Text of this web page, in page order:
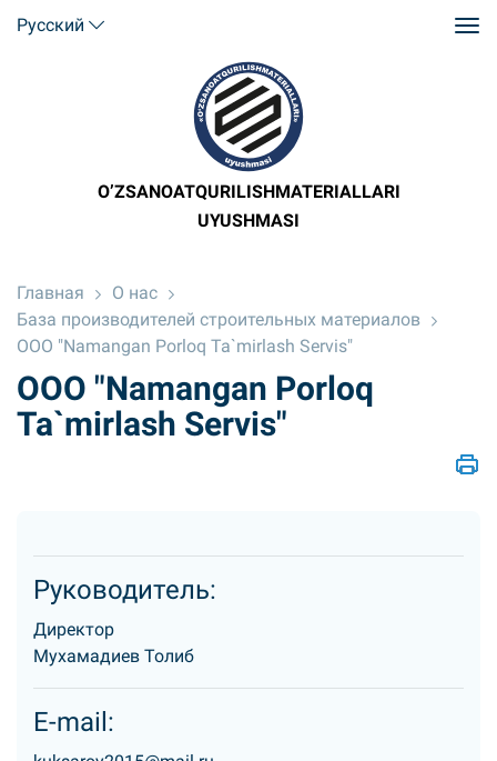
Русский
O’ZSANOATQURILISHMATERIALLARI
UYUSHMASI
Главная
О нас
База производителей строительных материалов
OOO "Namangan Porloq Ta`mirlash Servis"
OOO "Namangan Porloq
Ta`mirlash Servis"
Руководитель:
Директор
Мухамадиев Толиб
E-mail: